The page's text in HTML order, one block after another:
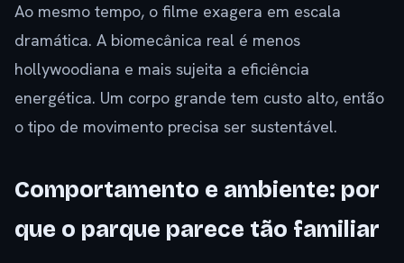
Ao mesmo tempo, o filme exagera em escala
dramática. A biomecânica real é menos
hollywoodiana e mais sujeita a eficiência
energética. Um corpo grande tem custo alto, então
o tipo de movimento precisa ser sustentável.
Comportamento e ambiente: por
que o parque parece tão familiar